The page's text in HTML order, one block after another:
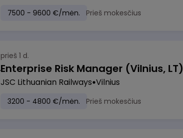
7500 - 9600 €/mėn. Prieš mokesčius
prieš 1 d.
Enterprise Risk Manager (Vilnius, LT)
JSC Lithuanian Railways Vilnius
3200 - 4800 €/mėn. Prieš mokesčius